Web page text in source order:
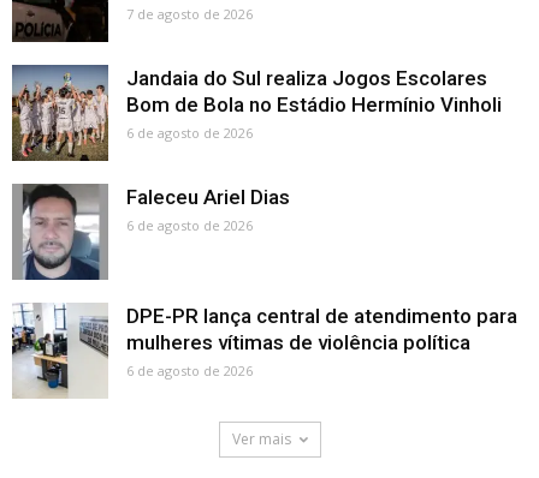
7 de agosto de 2026
Jandaia do Sul realiza Jogos Escolares
Bom de Bola no Estádio Hermínio Vinholi
6 de agosto de 2026
Faleceu Ariel Dias
6 de agosto de 2026
DPE-PR lança central de atendimento para
mulheres vítimas de violência política
6 de agosto de 2026
Ver mais